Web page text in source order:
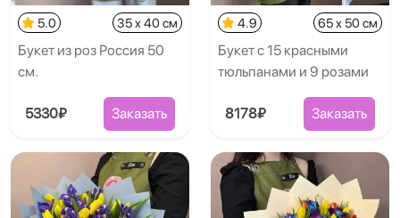
5.0 35 x 40 см
Букет из роз Россия 50
см.
5330₽ Заказать
4.9 65 x 50 см
Букет с 15 красными
тюльпанами и 9 розами
8178₽ Заказать